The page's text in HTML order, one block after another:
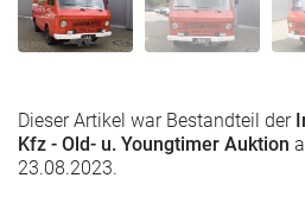
Dieser Artikel war Bestandteil der
Kfz - Old- u. Youngtimer Auktion
23.08.2023.